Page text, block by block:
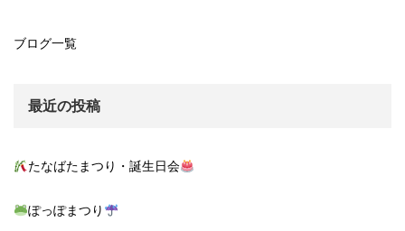
ブログ一覧
最近の投稿
たなばたまつり・誕生日会
ぽっぽまつり